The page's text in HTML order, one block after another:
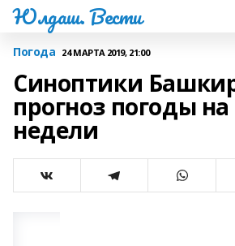
Юлдаш. Вести
Погода 24 МАРТА 2019, 21:00
Синоптики
прогноз погоды
недели